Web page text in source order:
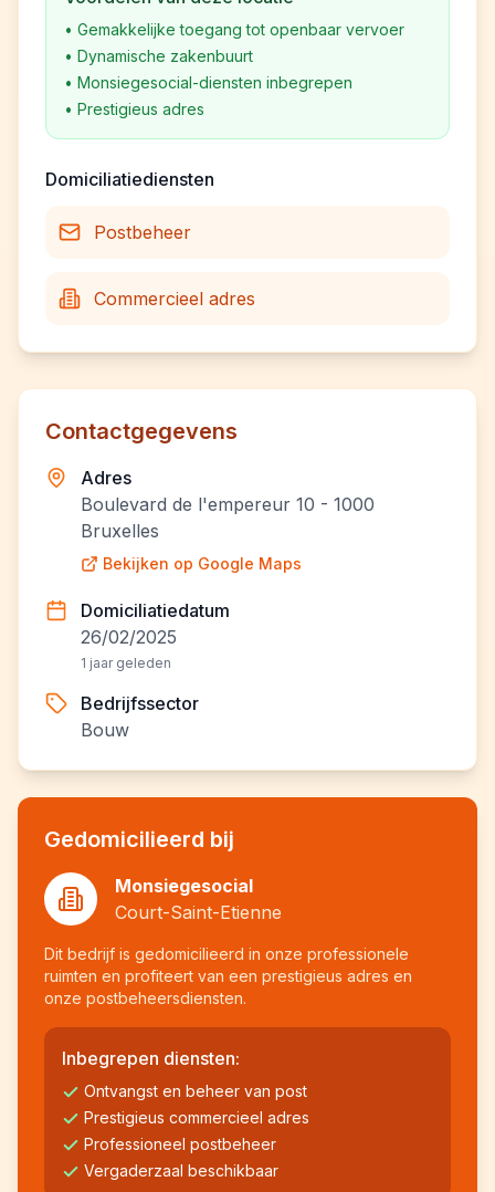
• Gemakkelijke toegang tot openbaar vervoer
• Dynamische zakenbuurt
• Monsiegesocial-diensten inbegrepen
• Prestigieus adres
Domiciliatiediensten
Postbeheer
Commercieel adres
Contactgegevens
Adres
Boulevard de l'empereur 10 - 1000
Bruxelles
Bekijken op Google Maps
Domiciliatiedatum
26/02/2025
1 jaar geleden
Bedrijfssector
Bouw
Gedomicilieerd bij
Monsiegesocial
Court-Saint-Etienne
Dit bedrijf is gedomicilieerd in onze professionele
ruimten en profiteert van een prestigieus adres en
onze postbeheersdiensten.
Inbegrepen diensten:
Ontvangst en beheer van post
Prestigieus commercieel adres
Professioneel postbeheer
Vergaderzaal beschikbaar